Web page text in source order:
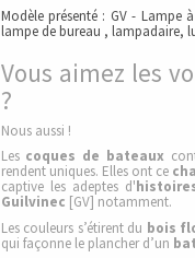
Modèle présenté : GV- Lampe à
lampe de bureau , lampadaire,
Vous aimez les
?
Nous aussi !
Les coques de bateaux
rendent uniques. Elles ont ce
captive les adeptes d'
Guilvinec [GV] notamment.
Les couleurs s’étirent du bois
qui façonne le plancher d’un